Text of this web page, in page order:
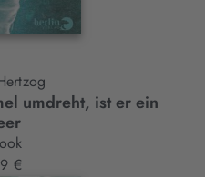
umdreht, ist er ein
€